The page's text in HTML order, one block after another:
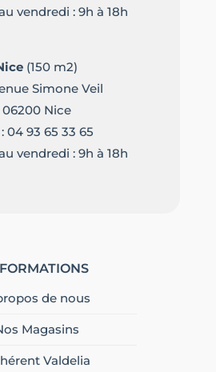
vendredi : 9h à 18h
(150 m2)
Simone Veil
06200 Nice
:04 93 65 33 65
vendredi : 9h à 18h
de nous
Magasins
Valdelia